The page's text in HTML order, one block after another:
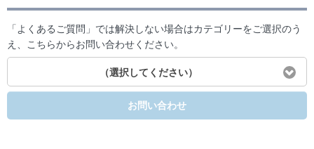
「よくあるご質問」では解決しない場合はカテゴリーをご選択のう
え、こちらからお問い合わせください。
（選択してください）
お問い合わせ